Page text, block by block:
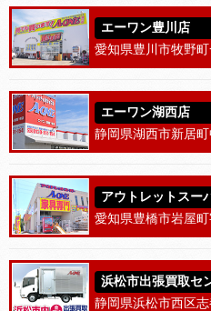
エーワン豊川店
愛知県豊川市牧野
エーワン湖西店
静岡県湖西市新居町
アウトレットスー
愛知県豊橋市岩屋町
浜松市出張買取セ
静岡県浜松市西区志